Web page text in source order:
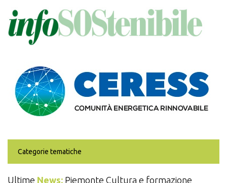
contenuto
principale
Categorie tematiche
Ultime News: Piemonte Cultura e formazione